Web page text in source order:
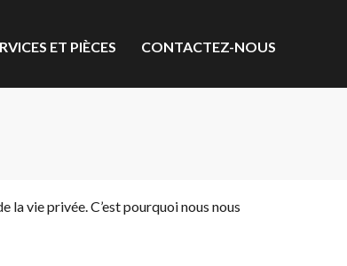
ET PIÈCES CONTACTEZ-NOUS
vie privée. C’est pourquoi nous nous